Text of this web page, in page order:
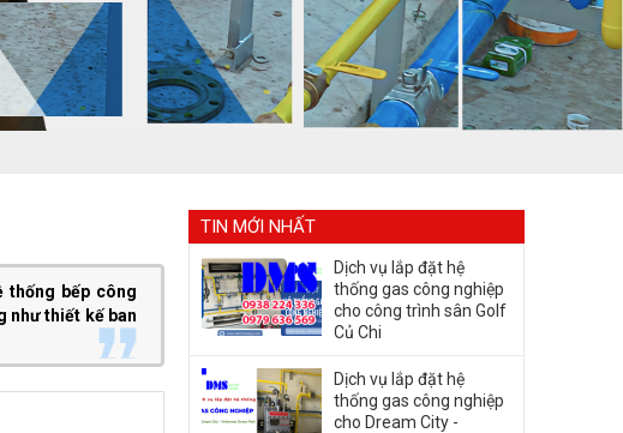
thống bếp công
như thiết kế ban
TIN MỚI NHẤT
Dịch vụ lắp đặt hệ
thống gas công nghiệp
cho công trình sân Golf
Củ Chi
Dịch vụ lắp đặt hệ
thống gas công nghiệp
cho Dream City -